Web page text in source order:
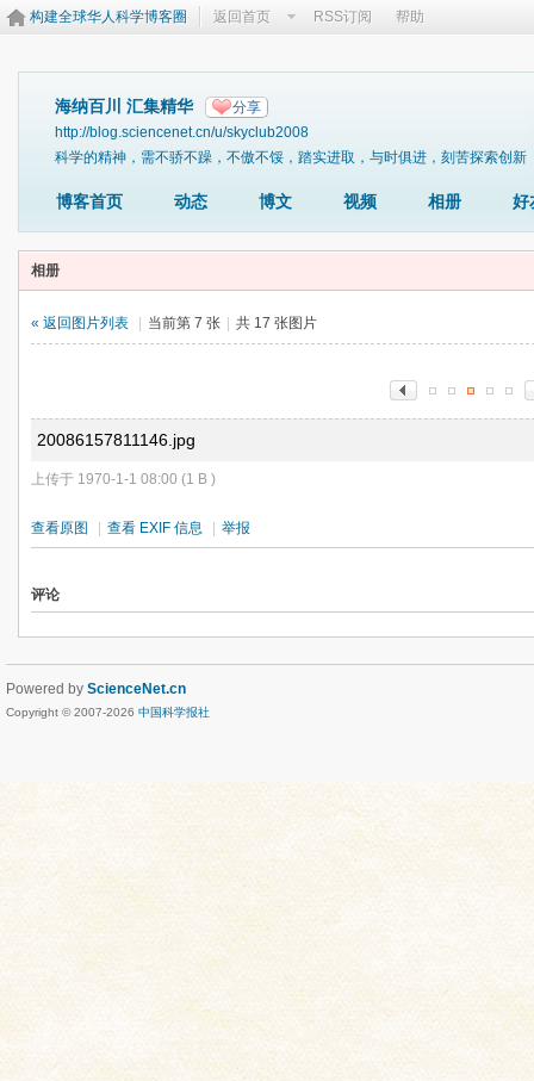
构建全球华人科学博客圈 返回首页 RSS订阅 帮助
海纳百川 汇集精华 分享
http://blog.sciencenet.cn/u/skyclub2008
科学的精神，需不骄不躁，不傲不馁，踏实进取，与时俱进，刻苦探索创新
博客首页 动态 博文 视频 相册 好
相册
« 返回图片列表 当前第 7 张 共 17 张图片
20086157811146.jpg
上传于 1970-1-1 08:00 (1 B )
查看原图 查看 EXIF 信息 举报
评论
Powered by ScienceNet.cn
Copyright © 2007-2026 中国科学报社